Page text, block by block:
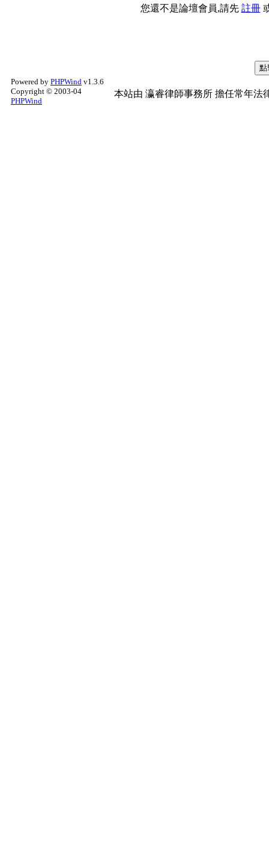
您還不是論壇會員,請先 註冊
Powered by PHPWind v1.3.6
Copyright © 2003-04
PHPWind
本站由 瀛睿律師事務所 擔任常年法